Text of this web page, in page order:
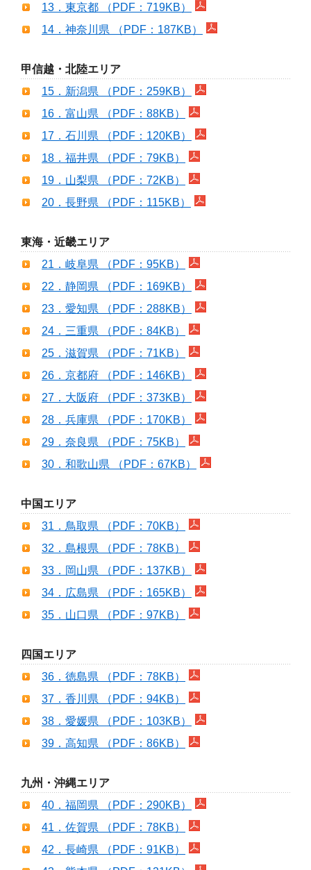
13．東京都 （PDF：719KB）
14．神奈川県 （PDF：187KB）
甲信越・北陸エリア
15．新潟県 （PDF：259KB）
16．富山県 （PDF：88KB）
17．石川県 （PDF：120KB）
18．福井県 （PDF：79KB）
19．山梨県 （PDF：72KB）
20．長野県 （PDF：115KB）
東海・近畿エリア
21．岐阜県 （PDF：95KB）
22．静岡県 （PDF：169KB）
23．愛知県 （PDF：288KB）
24．三重県 （PDF：84KB）
25．滋賀県 （PDF：71KB）
26．京都府 （PDF：146KB）
27．大阪府 （PDF：373KB）
28．兵庫県 （PDF：170KB）
29．奈良県 （PDF：75KB）
30．和歌山県 （PDF：67KB）
中国エリア
31．鳥取県 （PDF：70KB）
32．島根県 （PDF：78KB）
33．岡山県 （PDF：137KB）
34．広島県 （PDF：165KB）
35．山口県 （PDF：97KB）
四国エリア
36．徳島県 （PDF：78KB）
37．香川県 （PDF：94KB）
38．愛媛県 （PDF：103KB）
39．高知県 （PDF：86KB）
九州・沖縄エリア
40．福岡県 （PDF：290KB）
41．佐賀県 （PDF：78KB）
42．長崎県 （PDF：91KB）